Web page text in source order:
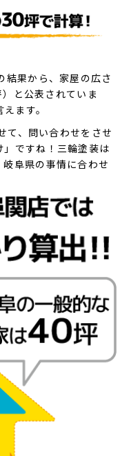
結果から、家屋の広さ
と公表されていま
ます。
て、問い合わせをさせ
ですね！三輪塗装は
阜県の事情に合わせ